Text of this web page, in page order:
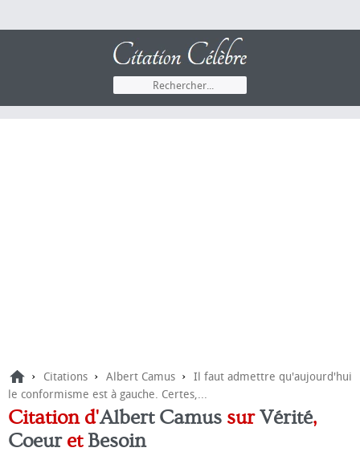
› Citations › Albert Camus › Il faut admettre qu'aujourd'hui
le conformisme est à gauche. Certes,...
Citation d'Albert Camus surVérité,
Coeuret Besoin